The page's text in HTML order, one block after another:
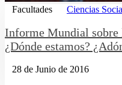
Facultades Ciencias
Informe Mundial sobre
¿Dónde estamos?
28 de Junio de 2016